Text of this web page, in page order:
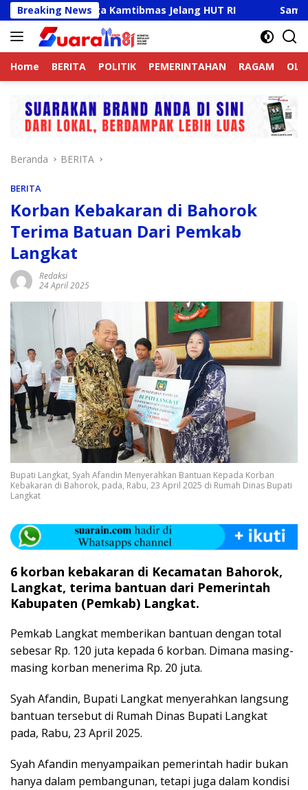
Langsung
ke
konten
Breaking News
Jaga Kamtibmas Jelang HUT RI Sambut HUT RI
Home BERITA POLITIK PEMERINTAHAN RAGAM
Beranda BERITA
BERITA
Korban Kebakaran di Bahorok
Terima Batuan Dari Pemkab
Langkat
Redaksi
24 April 2025
Bupati Langkat, Syah Afandin Menyerahkan Bantuan Kepada Korban
Kebakaran di Bahorok, pada, Rabu, 23 April 2025 di Rumah Dinas Bupati
Langkat
6 korban kebakaran di Kecamatan Bahorok,
Langkat, terima bantuan dari Pemerintah
Kabupaten (Pemkab) Langkat.
Pemkab Langkat memberikan bantuan dengan total
sebesar Rp. 120 juta kepada 6 korban. Dimana masing-
masing korban menerima Rp. 20 juta.
Syah Afandin, Bupati Langkat menyerahkan langsung
bantuan tersebut di Rumah Dinas Bupati Langkat
pada, Rabu, 23 April 2025.
Syah Afandin menyampaikan pemerintah hadir bukan
hanya dalam pembangunan, tetapi juga dalam kondisi